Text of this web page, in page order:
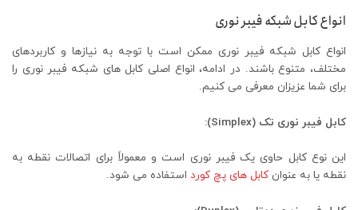
انواع کابل شبکه فیبر نوری
انواع کابل شبکه فیبر نوری ممکن است با توجه به نیازها و کاربردهای
مختلف، متنوع باشند. در ادامه، انواع اصلی کابل‌ های شبکه فیبر نوری را
برای شما عزیزان معرفی می کنیم.
کابل فیبر نوری تک (Simplex):
این نوع کابل حاوی یک فیبر نوری است و معمولاً برای اتصالات نقطه به
نقطه یا به عنوان کابل ‌های پچ کورد استفاده می ‌شود.